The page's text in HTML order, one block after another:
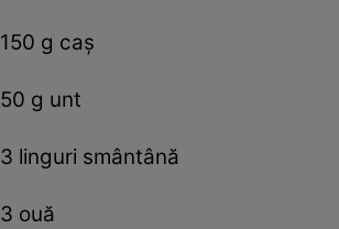
150 g caş
50 g unt
3 linguri smântână
3 ouă